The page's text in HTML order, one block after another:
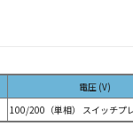
電圧 (V)
100/200（単相） スイッチプ